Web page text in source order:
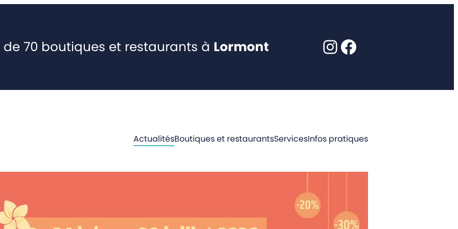
de 70 boutiques et restaurants à Lormont Instagram
Facebook
ActualitésBoutiques et restaurantsServicesInfos pratiques